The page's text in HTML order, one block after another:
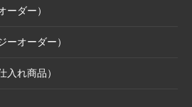
に関するお詫びと交換対応のお知ら
ート】新柄発表
ーダー）
ーオーダー）
入れ商品）